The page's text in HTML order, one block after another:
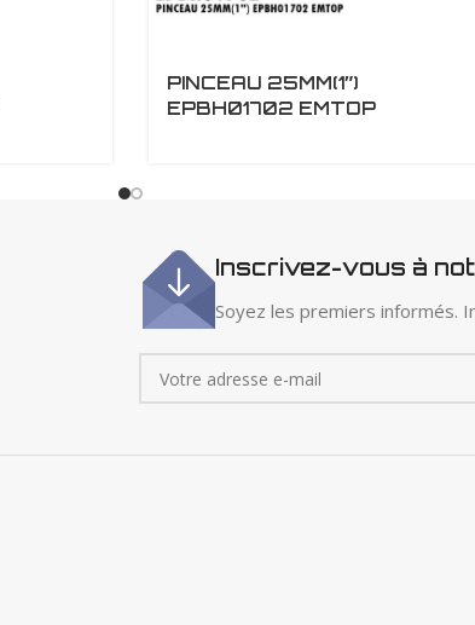
PINCEAU 25MM(1″)
EPBH01702 EMTOP
Inscrivez-vous à
Soyez les premiers informés.